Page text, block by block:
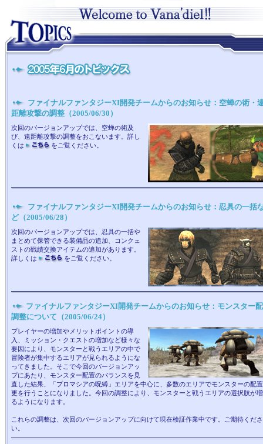
ファイナルファンタジーXI開発チームからのお知らせ：空蝉の術・
距離攻撃の調整（2005/06/30）
次回のバージョンアップでは、空蝉の術及
び、遠距離攻撃の調整をおこないます。詳し
くは
をご覧ください。
ファイナルファンタジーXI開発チームからのお知らせ：忍具の一括
ど（2005/06/28）
次回のバージョンアップでは、忍具の一括や
まとめて保管できる装備品の追加、コンクェ
ストの戦績交換アイテムの追加があります。
詳しくは
をご覧ください。
ファイナルファンタジーXI開発チームからのお知らせ：モンスター
調整について（2005/06/24）
プレイヤーの増加やメリットポイントの導
入、ミッション・クエストの増加など様々な
要因により、モンスターと戦うエリアの中で
冒険者が集中するエリアが見られるようにな
ってきました。そこで今回のバージョンアッ
プにあたり、モンスター配置のバランスを見
直した結果、「プロマシアの呪縛」エリアを中心に、多数のエリアでモンスターの配
更を行うことになりました。今回の調整により、モンスターと戦うエリアの選択肢が
るようになります。
これらの調整は、次回のバージョンアップに向けて現在検証作業中です。ご期待くださ
い。